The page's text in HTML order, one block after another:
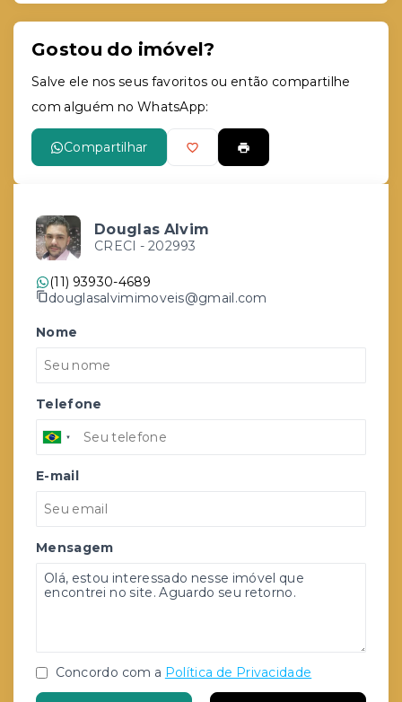
Gostou do imóvel?
Salve ele nos seus favoritos ou então compartilhe
com alguém no WhatsApp:
Compartilhar
Douglas Alvim
CRECI - 202993
(11) 93930-4689
douglasalvimimoveis@gmail.com
Nome
Telefone
E-mail
Mensagem
Concordo com a Política de Privacidade